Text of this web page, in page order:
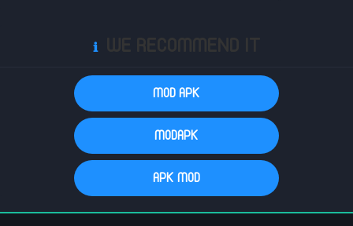
ℹ️
MOD APK
MODAPK
APK MOD